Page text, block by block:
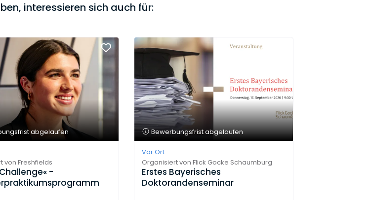
interessieren sich auch für:
abgelaufen
von Freshfields
-
Bewerbungsfrist abgelaufen
Vor Ort
Organisiert von Flick Gocke Schaumburg
Erstes Bayerisches
Doktorandenseminar